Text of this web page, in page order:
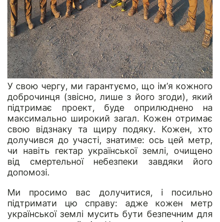
У свою чергу, ми гарантуємо, що ім’я кожного
доброчинця (звісно, лише з його згоди), який
підтримає проект, буде оприлюднено на
максимально широкий загал. Кожен отримає
свою відзнаку та щиру подяку. Кожен, хто
долучився до участі, знатиме: ось цей метр,
чи навіть гектар української землі, очищено
від смертельної небезпеки завдяки його
допомозі.
Ми просимо вас долучитися, і посильно
підтримати цю справу: адже кожен метр
української землі мусить бути безпечним для